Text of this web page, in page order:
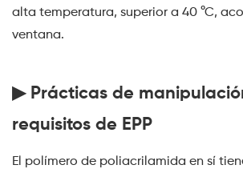
alta temperatura, superior a 40 °C,
ventana.
▶ Prácticas de
requisitos de EPP
El polímero de poliacrilamida en sí